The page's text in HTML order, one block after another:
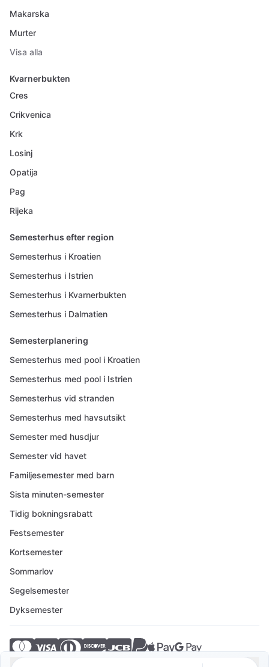
Makarska
Murter
Visa alla
Kvarnerbukten
Cres
Crikvenica
Krk
Losinj
Opatija
Pag
Rijeka
Semesterhus efter region
Semesterhus i Kroatien
Semesterhus i Istrien
Semesterhus i Kvarnerbukten
Semesterhus i Dalmatien
Semesterplanering
Semesterhus med pool i Kroatien
Semesterhus med pool i Istrien
Semesterhus vid stranden
Semesterhus med havsutsikt
Semester med husdjur
Semester vid havet
Familjesemester med barn
Sista minuten-semester
Tidig bokningsrabatt
Festsemester
Kortsemester
Sommarlov
Segelsemester
Dyksemester